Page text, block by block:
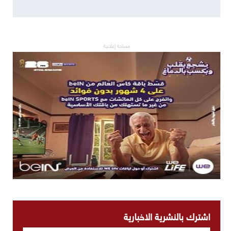
مساحة إعلانية
اشترك بالنشرية الاخبارية